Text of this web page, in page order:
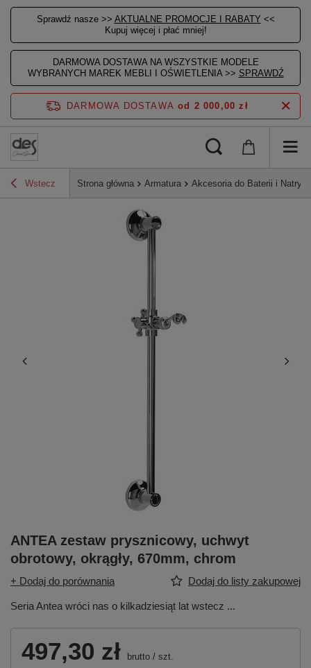
Sprawdź nasze >> AKTUALNE PROMOCJE I RABATY <<
Kupuj więcej i płać mniej!
DARMOWA DOSTAWA NA WSZYSTKIE MODELE
WYBRANYCH MAREK MEBLI I OŚWIETLENIA >> SPRAWDŹ
DARMOWA DOSTAWA od 2 000,00 zł
Wstecz Strona główna Armatura Akcesoria do Baterii i
ANTEA zestaw prysznicowy, uchwyt
obrotowy, okrągły, 670mm, chrom
+ Dodaj do porównania Dodaj do listy zakupowej
Seria Antea wróci nas o kilkadziesiąt lat wstecz ...
497,30 zł brutto / szt.